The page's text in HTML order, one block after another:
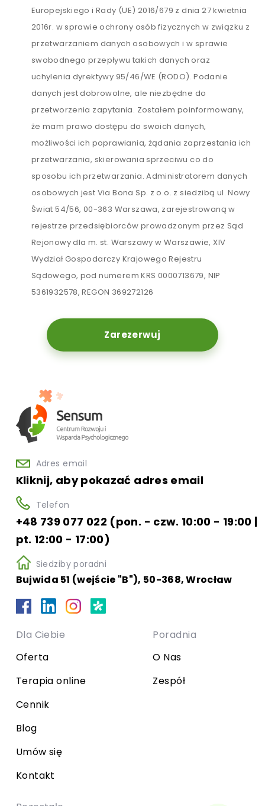
Europejskiego i Rady (UE) 2016/679 z dnia 27 kwietnia
2016r. w sprawie ochrony osób fizycznych w związku z
przetwarzaniem danych osobowych i w sprawie
swobodnego przepływu takich danych oraz
uchylenia dyrektywy 95/46/WE (RODO). Podanie
danych jest dobrowolne, ale niezbędne do
przetworzenia zapytania. Zostałem poinformowany,
że mam prawo dostępu do swoich danych,
możliwości ich poprawiania, żądania zaprzestania ich
przetwarzania, skierowania sprzeciwu co do
sposobu ich przetwarzania. Administratorem danych
osobowych jest Via Bona Sp. z o.o. z siedzibą ul. Nowy
Świat 54/56, 00-363 Warszawa, zarejestrowaną w
rejestrze przedsiębiorców prowadzonym przez Sąd
Rejonowy dla m. st. Warszawy w Warszawie, XIV
Wydział Gospodarczy Krajowego Rejestru
Sądowego, pod numerem KRS 0000713679, NIP
5361932578, REGON 369272126
Zarezerwuj
Adres email
Kliknij, aby pokazać adres email
Telefon
+48 739 077 022 (pon. - czw. 10:00 - 19:00 |
pt. 12:00 - 17:00)
Siedziby poradni
Bujwida 51 (wejście "B"), 50-368, Wrocław
Dla Ciebie
Oferta
Terapia online
Cennik
Blog
Umów się
Kontakt
Poradnia
O Nas
Zespół